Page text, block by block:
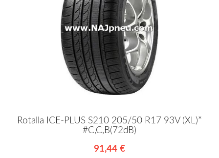
Rotalla ICE-PLUS S210 205/50 R17 93V (XL)*
#C,C,B(72dB)
91,44 €